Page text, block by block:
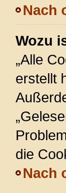
Nach
Wozu
„Alle
erstellt
die
Nach